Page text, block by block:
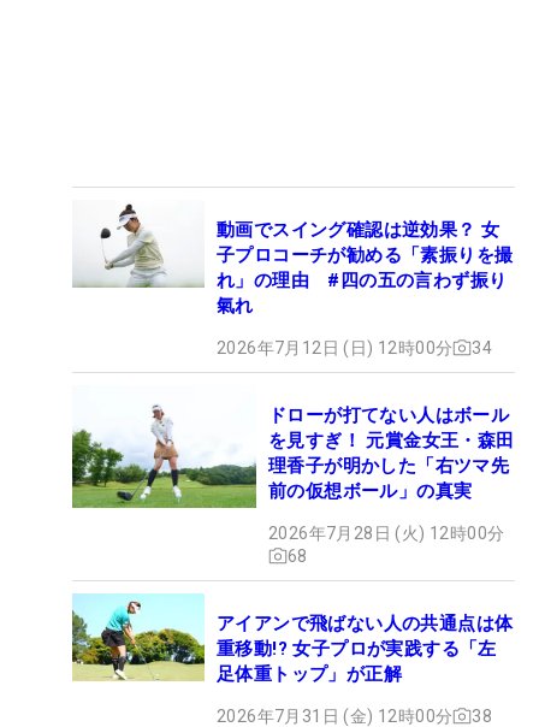
動画でスイング確認は逆効果？ 女
子プロコーチが勧める「素振りを撮
れ」の理由 #四の五の言わず振り
氣れ
2026年7月12日 (日) 12時00分 34
ドローが打てない人はボール
を見すぎ！ 元賞金女王・森田
理香子が明かした「右ツマ先
前の仮想ボール」の真実
2026年7月28日 (火) 12時00分
68
アイアンで飛ばない人の共通点は体
重移動!? 女子プロが実践する「左
足体重トップ」が正解
2026年7月31日 (金) 12時00分 38